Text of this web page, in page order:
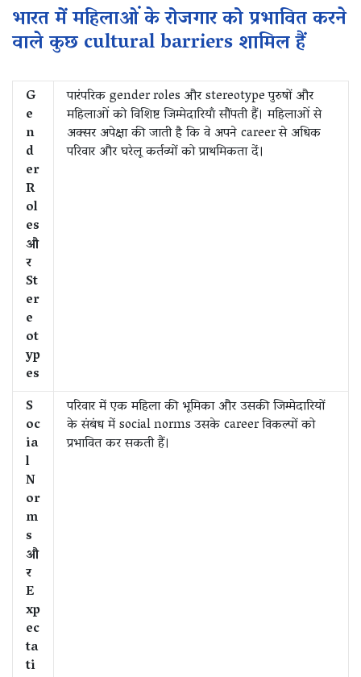
भारत में महिलाओं के रोजगार को प्रभावित करने
वाले कुछ cultural barriers शामिल हैं
G
e
n
d
er
R
ol
es
औ
र
St
er
e
ot
yp
es
पारंपरिक gender roles और stereotype पुरुषों और
महिलाओं को विशिष्ट जिम्मेदारियाँ सौंपती हैं। महिलाओं से
अक्सर अपेक्षा की जाती है कि वे अपने career से अधिक
परिवार और घरेलू कर्तव्यों को प्राथमिकता दें।
S
oc
ia
l
N
or
m
s
औ
र
E
xp
ec
ta
ti
परिवार में एक महिला की भूमिका और उसकी जिम्मेदारियों
के संबंध में social norms उसके career विकल्पों को
प्रभावित कर सकती हैं।